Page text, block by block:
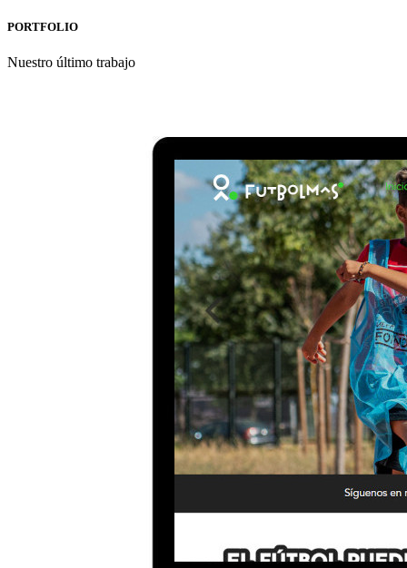
PORTFOLIO
Nuestro último trabajo